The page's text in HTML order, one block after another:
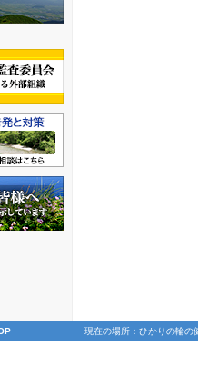
現在の場所：ひかりの輪の